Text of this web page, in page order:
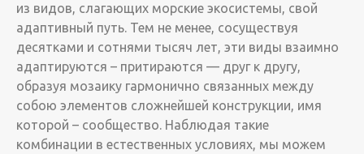
из видов, слагающих морские экосистемы, свой
адаптивный путь. Тем не менее, сосуществуя
десятками и сотнями тысяч лет, эти виды взаимно
адаптируются – притираются — друг к другу,
образуя мозаику гармонично связанных между
собою элементов сложнейшей конструкции, имя
которой – сообщество. Наблюдая такие
комбинации в естественных условиях, мы можем